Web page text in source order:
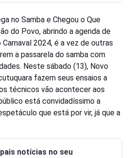
no Samba e Chegou o Que
do Povo, abrindo a agenda de
2024, é a vez de outras
a passarela do samba com
Neste sábado (13), Novo
fazem seus ensaios a
técnicos vão acontecer aos
está convidadíssimo a
que está por vir, já que a
notícias no seu